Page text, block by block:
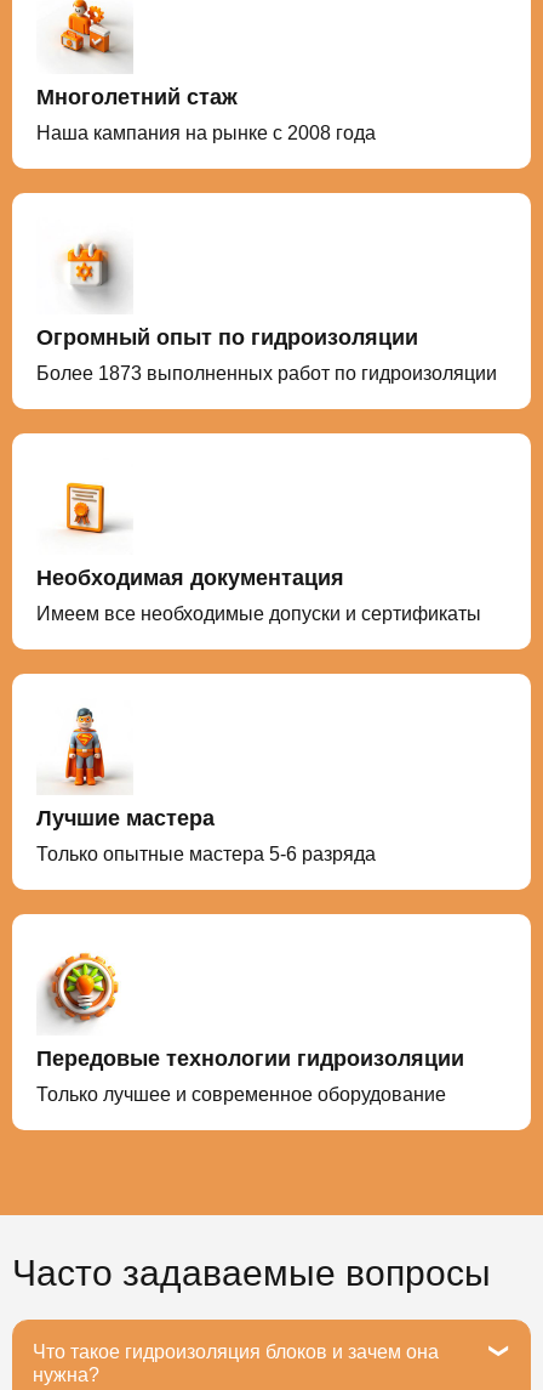
Многолетний стаж
Наша кампания на рынке с 2008 года
Огромный опыт по гидроизоляции
Более 1873 выполненных работ по гидроизоляции
Необходимая документация
Имеем все необходимые допуски и сертификаты
Лучшие мастера
Только опытные мастера 5-6 разряда
Передовые технологии гидроизоляции
Только лучшее и современное оборудование
Часто задаваемые вопросы
Что такое гидроизоляция блоков и зачем она
нужна?